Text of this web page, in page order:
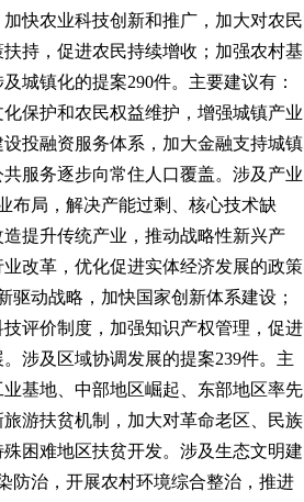
快农业科技创新和推广，加大对农民
持，促进农民持续增收；加强农村基
城镇化的提案290件。主要建议有：
保护和农民权益维护，增强城镇产业
投融资服务体系，加大金融支持城镇
服务逐步向常住人口覆盖。涉及产业
布局，解决产能过剩、核心技术缺
提升传统产业，推动战略性新兴产
改革，优化促进实体经济发展的政策
驱动战略，加快国家创新体系建设；
评价制度，加强知识产权管理，促进
涉及区域协调发展的提案239件。主
基地、中部地区崛起、东部地区率先
游扶贫机制，加大对革命老区、民族
困难地区扶贫开发。涉及生态文明建
防治，开展农村环境综合整治，推进